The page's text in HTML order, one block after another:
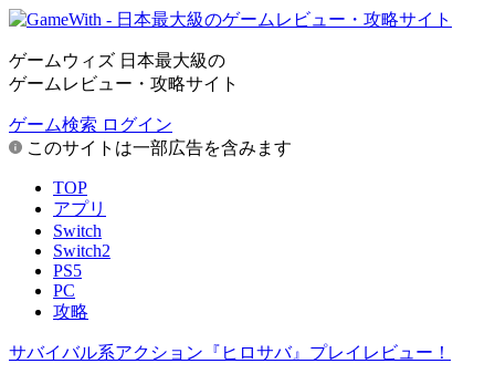
ゲームウィズ 日本最大級の
ゲームレビュー・攻略サイト
ゲーム検索 ログイン
このサイトは一部広告を含みます
TOP
アプリ
Switch
Switch2
PS5
PC
攻略
サバイバル系アクション『ヒロサバ』プレイレビュー！